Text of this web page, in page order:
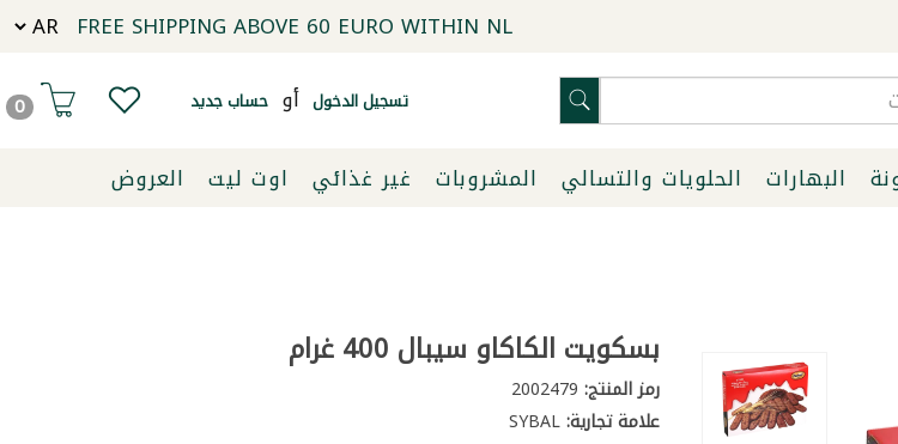
FREE SHIPPING ABOVE 60 EURO WITHIN NL
تسجيل الدخول أو حساب جديد 0
البهارات الحلويات والتسالي المشروبات غير غذائي اوت ليت
العروض
بسكويت الكاكاو سيبال 400 غرام
رمز المنتج:2002479
علامة تجارية:SYBAL